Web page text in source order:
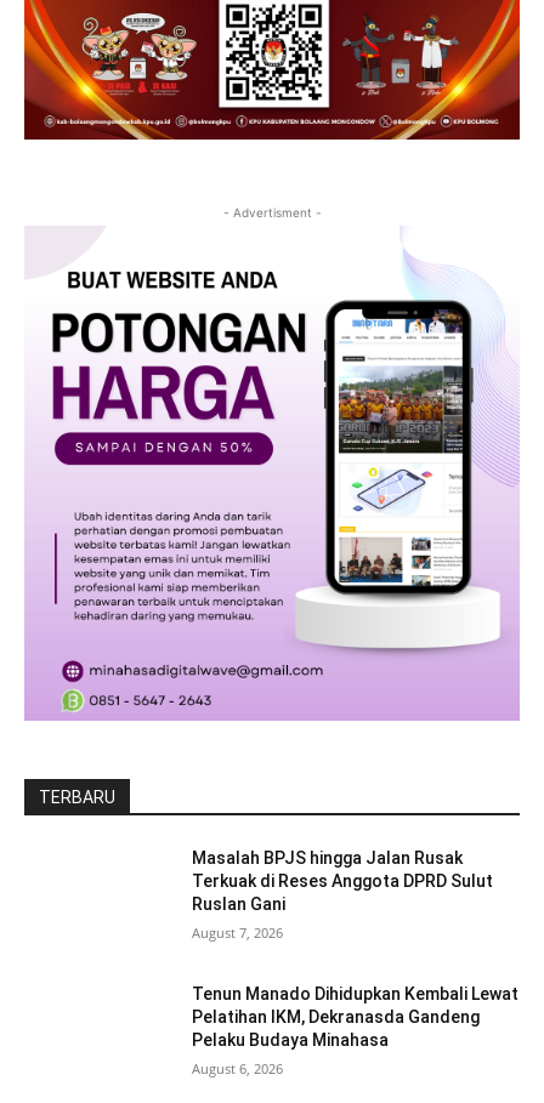
- Advertisment -
TERBARU
Masalah BPJS hingga Jalan Rusak
Terkuak di Reses Anggota DPRD Sulut
Ruslan Gani
August 7, 2026
Tenun Manado Dihidupkan Kembali Lewat
Pelatihan IKM, Dekranasda Gandeng
Pelaku Budaya Minahasa
August 6, 2026